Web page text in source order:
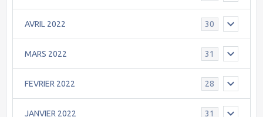
AVRIL 2022 30
MARS 2022 31
FEVRIER 2022 28
JANVIER 2022 31